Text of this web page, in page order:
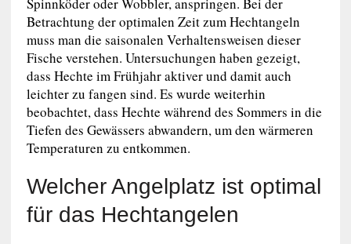
Spinnköder oder Wobbler, anspringen. Bei der
Betrachtung der optimalen Zeit zum Hechtangeln
muss man die saisonalen Verhaltensweisen dieser
Fische verstehen. Untersuchungen haben gezeigt,
dass Hechte im Frühjahr aktiver und damit auch
leichter zu fangen sind. Es wurde weiterhin
beobachtet, dass Hechte während des Sommers in die
Tiefen des Gewässers abwandern, um den wärmeren
Temperaturen zu entkommen.
Welcher Angelplatz ist optimal
für das Hechtangelen